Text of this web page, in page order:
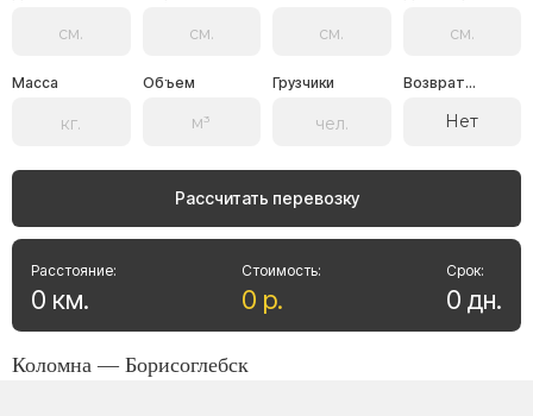
Масса Объем Грузчики Возврат...
Нет
Рассчитать перевозку
Стоимость:
0 р.
Расстояние:
0 км.
Срок:
0 дн.
Коломна — Борисоглебск